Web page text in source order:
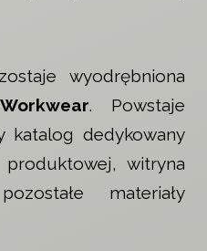
wyodrębniona
. Powstaje
dedykowany
witryna
materiały